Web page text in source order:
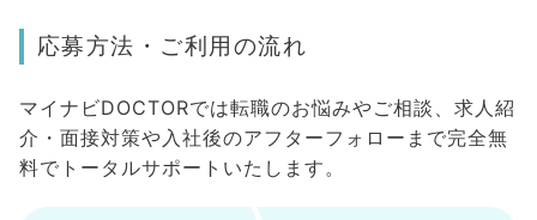
応募方法・ご利用の流れ
マイナビDOCTORでは転職のお悩みやご相談、求人紹
介・面接対策や入社後のアフターフォローまで完全無
料でトータルサポートいたします。